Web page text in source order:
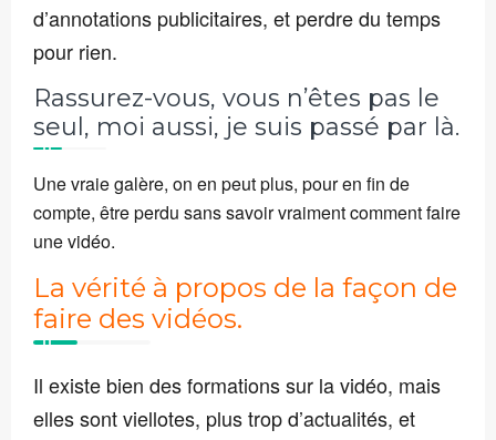
d’annotations publicitaires, et perdre du temps
pour rien.
Rassurez-vous, vous n’êtes pas le
seul, moi aussi, je suis passé par là.
Une vraie galère, on en peut plus, pour en fin de
compte, être perdu sans savoir vraiment comment faire
une vidéo.
La vérité à propos de la façon de
faire des vidéos.
Il existe bien des formations sur la vidéo, mais
elles sont viellotes, plus trop d’actualités, et